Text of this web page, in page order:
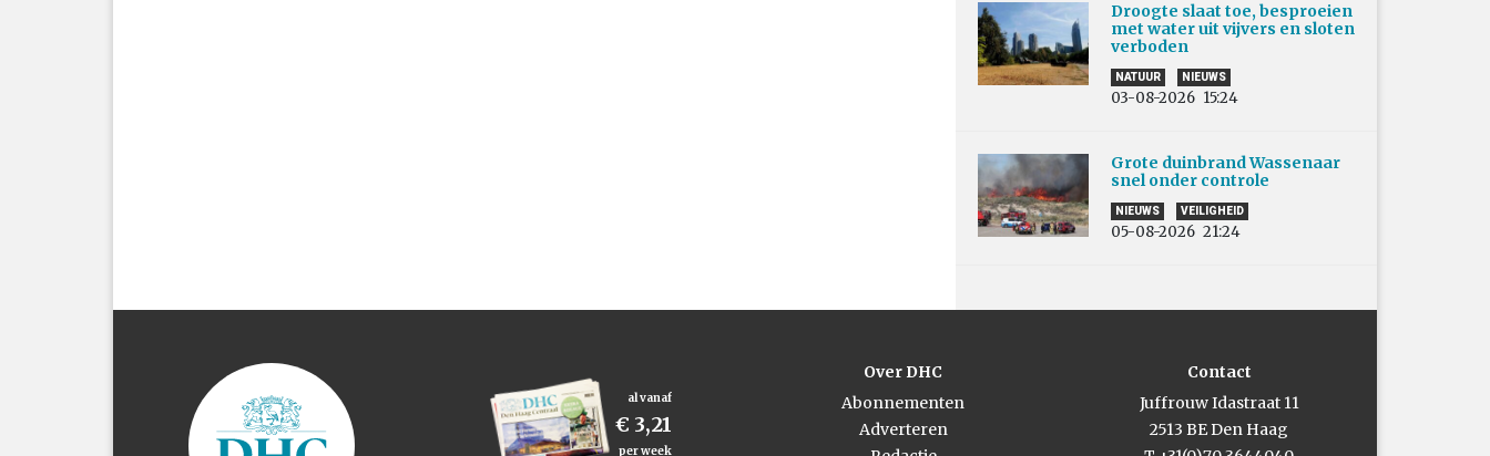
Droogte slaat toe, besproeien
met water uit vijvers en sloten
verboden
NATUUR NIEUWS
03-08-2026 15:24
Grote duinbrand Wassenaar
snel onder controle
NIEUWS VEILIGHEID
05-08-2026 21:24
al vanaf
€ 3,21
per week
Over DHC
Abonnementen
Adverteren
Contact
Juffrouw Idastraat 11
2513 BE Den Haag